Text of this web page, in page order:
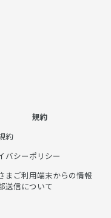
規約
約
バシーポリシー
まご利用端末からの情報
送信について